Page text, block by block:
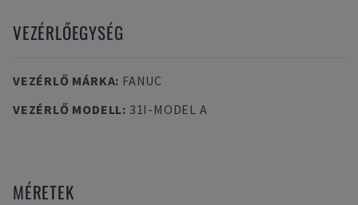
VEZÉRLŐEGYSÉG
VEZÉRLŐ MÁRKA: FANUC
VEZÉRLŐ MODELL: 31I-MODEL A
MÉRETEK